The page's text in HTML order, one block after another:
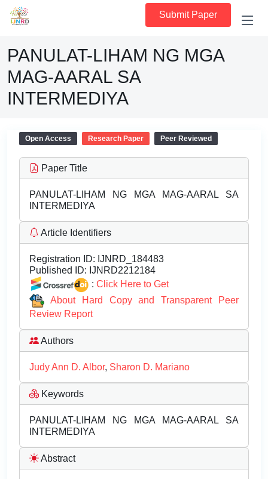
Submit Paper
PANULAT-LIHAM NG MGA
MAG-AARAL SA
INTERMEDIYA
Open Access Research Paper Peer Reviewed
Paper Title
PANULAT-LIHAM NG MGA MAG-AARAL SA
INTERMEDIYA
Article Identifiers
Registration ID: IJNRD_184483
Published ID: IJNRD2212184
: Click Here to Get
About Hard Copy and Transparent Peer
Review Report
Authors
Judy Ann D. Albor, Sharon D. Mariano
Keywords
PANULAT-LIHAM NG MGA MAG-AARAL SA
INTERMEDIYA
Abstract